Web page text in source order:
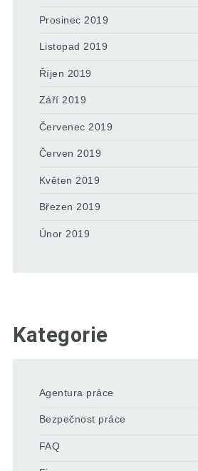
Prosinec 2019
Listopad 2019
Říjen 2019
Září 2019
Červenec 2019
Červen 2019
Květen 2019
Březen 2019
Únor 2019
Kategorie
Agentura práce
Bezpečnost práce
FAQ